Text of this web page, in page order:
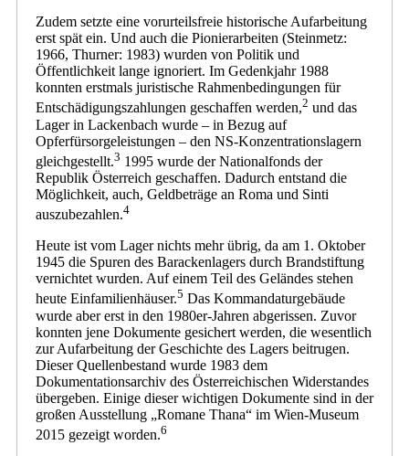
Zudem setzte eine vorurteilsfreie historische Aufarbeitung
erst spät ein. Und auch die Pionierarbeiten (Steinmetz:
1966, Thurner: 1983) wurden von Politik und
Öffentlichkeit lange ignoriert. Im Gedenkjahr 1988
konnten erstmals juristische Rahmenbedingungen für
Entschädigungszahlungen geschaffen werden,2 und das
Lager in Lackenbach wurde – in Bezug auf
Opferfürsorgeleistungen – den NS-Konzentrationslagern
gleichgestellt.3 1995 wurde der Nationalfonds der
Republik Österreich geschaffen. Dadurch entstand die
Möglichkeit, auch, Geldbeträge an Roma und Sinti
auszubezahlen.4
Heute ist vom Lager nichts mehr übrig, da am 1. Oktober
1945 die Spuren des Barackenlagers durch Brandstiftung
vernichtet wurden. Auf einem Teil des Geländes stehen
heute Einfamilienhäuser.5 Das Kommandaturgebäude
wurde aber erst in den 1980er-Jahren abgerissen. Zuvor
konnten jene Dokumente gesichert werden, die wesentlich
zur Aufarbeitung der Geschichte des Lagers beitrugen.
Dieser Quellenbestand wurde 1983 dem
Dokumentationsarchiv des Österreichischen Widerstandes
übergeben. Einige dieser wichtigen Dokumente sind in der
großen Ausstellung „Romane Thana“ im Wien-Museum
2015 gezeigt worden.6